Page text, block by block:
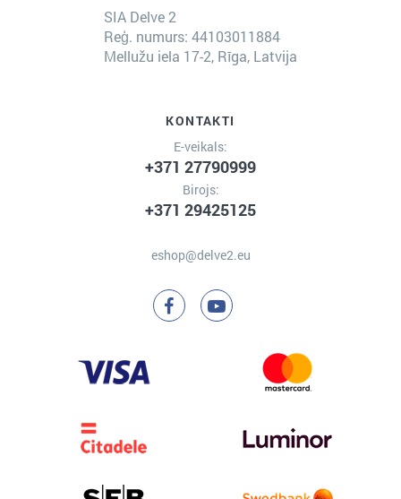
SIA Delve 2
Reģ. numurs: 44103011884
Mellužu iela 17-2, Rīga, Latvija
KONTAKTI
E-veikals:
+371 27790999
Birojs:
+371 29425125
eshop@delve2.eu